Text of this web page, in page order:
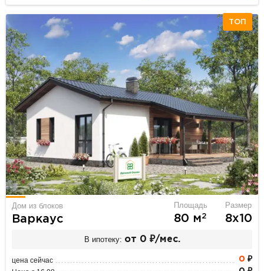
ТОП
Дом из блоков
Варкаус
Площадь
80 м2
Размер
8х10
В ипотеку: от 0 ₽/мес.
цена сейчас 0 ₽